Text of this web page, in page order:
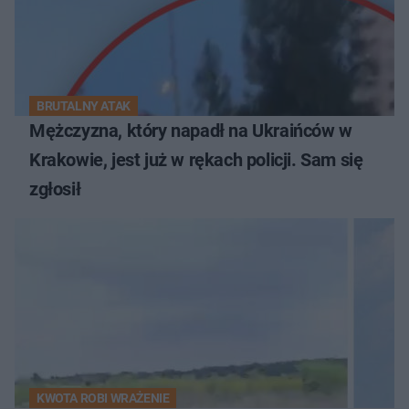
BRUTALNY ATAK
Mężczyzna, który napadł na Ukraińców w
Krakowie, jest już w rękach policji. Sam się
zgłosił
KWOTA ROBI WRAŻENIE